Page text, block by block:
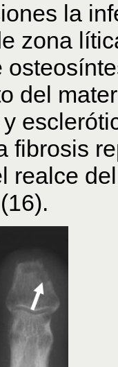
la
zona
del
fibrosis
realce